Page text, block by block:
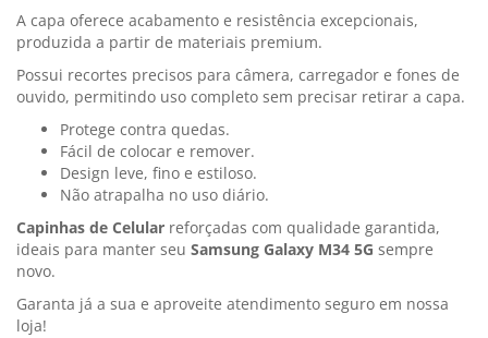
A capa oferece acabamento e resistência excepcionais,
produzida a partir de materiais premium.
Possui recortes precisos para câmera, carregador e fones de
ouvido, permitindo uso completo sem precisar retirar a capa.
Protege contra quedas.
Fácil de colocar e remover.
Design leve, fino e estiloso.
Não atrapalha no uso diário.
Capinhas de Celular reforçadas com qualidade garantida,
ideais para manter seu Samsung Galaxy M34 5G sempre
novo.
Garanta já a sua e aproveite atendimento seguro em nossa
loja!